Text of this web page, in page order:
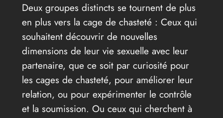
Deux groupes distincts se tournent de plus
en plus vers la cage de chasteté : Ceux qui
souhaitent découvrir de nouvelles
dimensions de leur vie sexuelle avec leur
partenaire, que ce soit par curiosité pour
les cages de chasteté, pour améliorer leur
relation, ou pour expérimenter le contrôle
et la soumission. Ou ceux qui cherchent à